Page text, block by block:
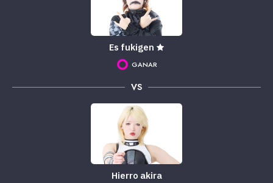
Es fukigen ★
GANAR
VS
Hierro akira